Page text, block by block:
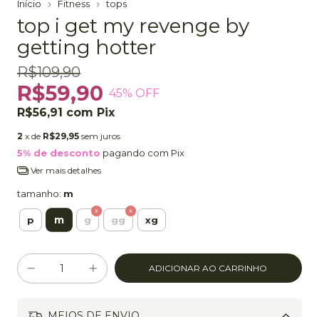
Início Fitness tops
top i get my revenge by
getting hotter
R$109,90
R$59,90 45% OFF
R$56,91 com Pix
2 x de R$29,95 sem juros
5% de desconto pagando com Pix
Ver mais detalhes
tamanho: m
p m g gg xg